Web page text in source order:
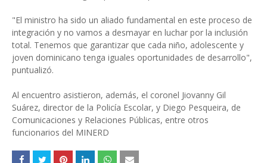
"El ministro ha sido un aliado fundamental en este proceso de
integración y no vamos a desmayar en luchar por la inclusión
total. Tenemos que garantizar que cada niño, adolescente y
joven dominicano tenga iguales oportunidades de desarrollo",
puntualizó.
Al encuentro asistieron, además, el coronel Jiovanny Gil
Suárez, director de la Policía Escolar, y Diego Pesqueira, de
Comunicaciones y Relaciones Públicas, entre otros
funcionarios del MINERD